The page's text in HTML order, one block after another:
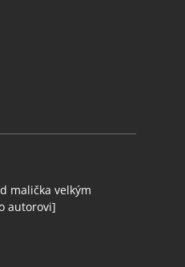
malička velkým
autorovi]